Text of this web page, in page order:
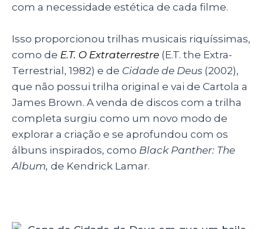
com a necessidade estética de cada filme.
Isso proporcionou trilhas musicais riquíssimas,
como de E.T. O Extraterrestre (E.T. the Extra-
Terrestrial, 1982) e de Cidade de Deus (2002),
que não possui trilha original e vai de Cartola a
James Brown. A venda de discos com a trilha
completa surgiu como um novo modo de
explorar a criação e se aprofundou com os
álbuns inspirados, como Black Panther: The
Album, de Kendrick Lamar.